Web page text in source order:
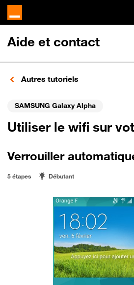
Aide et contact
Autres tutoriels
SAMSUNG Galaxy Alpha
Utiliser le wifi sur
Verrouiller
5 étapes Débutant